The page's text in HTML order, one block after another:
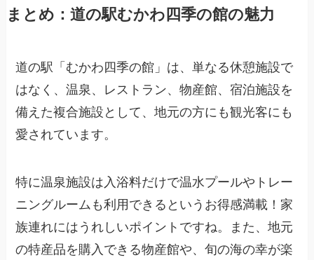
まとめ：道の駅むかわ四季の館の魅力
道の駅「むかわ四季の館」は、単なる休憩施設で
はなく、温泉、レストラン、物産館、宿泊施設を
備えた複合施設として、地元の方にも観光客にも
愛されています。
特に温泉施設は入浴料だけで温水プールやトレー
ニングルームも利用できるというお得感満載！家
族連れにはうれしいポイントですね。また、地元
の特産品を購入できる物産館や、旬の海の幸が楽